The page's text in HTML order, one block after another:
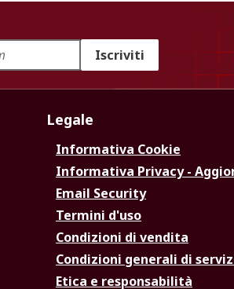
Iscriviti
Legale
Informativa Cookie
Informativa Privacy -
Email Security
Termini d'uso
Condizioni di vendita
Condizioni generali di
Etica e responsabilità